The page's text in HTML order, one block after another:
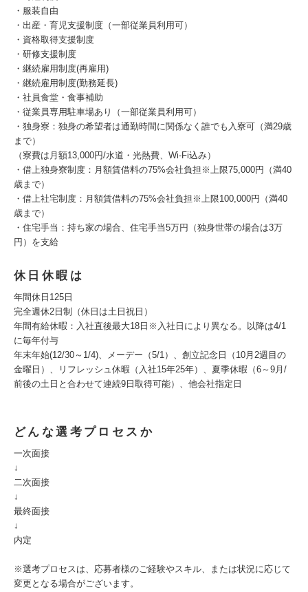
・服装自由
・出産・育児支援制度（一部従業員利用可）
・資格取得支援制度
・研修支援制度
・継続雇用制度(再雇用)
・継続雇用制度(勤務延長)
・社員食堂・食事補助
・従業員専用駐車場あり（一部従業員利用可）
・独身寮：独身の希望者は通勤時間に関係なく誰でも入寮可（満29歳
まで）
（寮費は月額13,000円/水道・光熱費、Wi-Fi込み）
・借上独身寮制度：月額賃借料の75%会社負担※上限75,000円（満40
歳まで）
・借上社宅制度：月額賃借料の75%会社負担※上限100,000円（満40
歳まで）
・住宅手当：持ち家の場合、住宅手当5万円（独身世帯の場合は3万
円）を支給
休日休暇は
年間休日125日
完全週休2日制（休日は土日祝日）
年間有給休暇：入社直後最大18日※入社日により異なる。以降は4/1
に毎年付与
年末年始(12/30～1/4)、メーデー（5/1）、創立記念日（10月2週目の
金曜日）、リフレッシュ休暇（入社15年25年）、夏季休暇（6～9月/
前後の土日と合わせて連続9日取得可能）、他会社指定日
どんな選考プロセスか
一次面接
↓
二次面接
↓
最終面接
↓
内定
※選考プロセスは、応募者様のご経験やスキル、または状況に応じて
変更となる場合がございます。